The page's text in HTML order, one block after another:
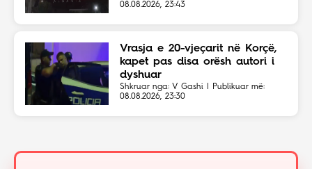
08.08.2026, 23:43
Vrasja e 20-vjeçarit në Korçë,
kapet pas disa orësh autori i
dyshuar
Shkruar nga: V Gashi | Publikuar më:
08.08.2026, 23:30